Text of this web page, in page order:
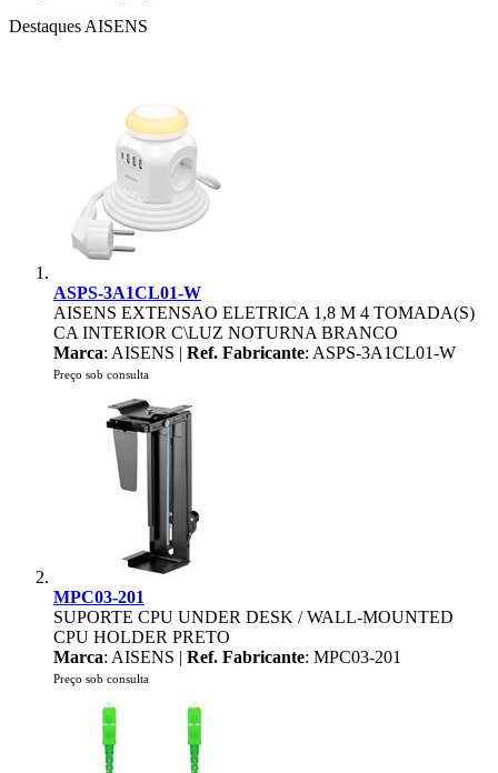
Destaques AISENS
ASPS-3A1CL01-W
AISENS EXTENSAO ELETRICA 1,8 M 4 TOMADA(S)
CA INTERIOR C\LUZ NOTURNA BRANCO
Marca: AISENS | Ref. Fabricante: ASPS-3A1CL01-W
Preço sob consulta
MPC03-201
SUPORTE CPU UNDER DESK / WALL-MOUNTED
CPU HOLDER PRETO
Marca: AISENS | Ref. Fabricante: MPC03-201
Preço sob consulta